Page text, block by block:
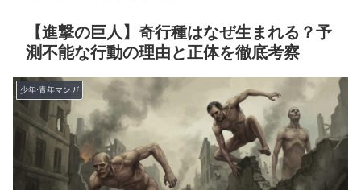
​【進撃の巨人】奇行種はなぜ生まれる？予
測不能な行動の理由と正体を徹底考察
少年·青年マンガ